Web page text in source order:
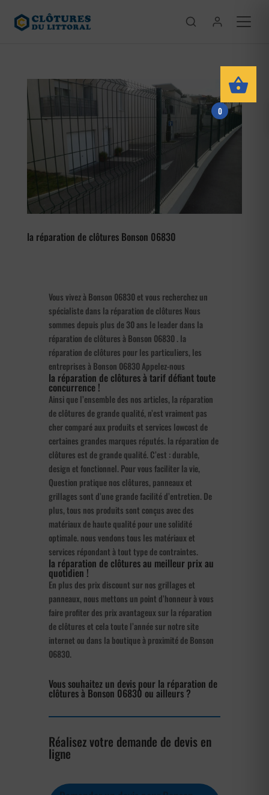
la réparation de clôtures Bonson 06830
Vous vivez à Bonson 06830 et vous recherchez un
spécialiste dans la réparation de clôtures Nous
sommes depuis plus de 30 ans le leader dans la
réparation de clôtures à Bonson 06830 . la
réparation de clôtures pour les particuliers, les
entreprises à Bonson 06830 Appelez-nous
la réparation de clôtures à tarif défiant toute
concurrence !
Ainsi que l’ensemble des nos articles, la réparation
de clôtures de grande qualité, n’est vraiment pas
cher comparé aux produits et services lowcost de
certaines grandes marques réputés. la réparation de
clôtures est de grande qualité. C’est : durable,
design et fonctionnel. Pour vous faciliter la vie,
Question pratique nos clôtures, panneaux et
grillages sont d’une grande facilité d’entretien. De
plus, tous nos produits sont conçus avec des
matériaux de haute qualité pour une solidité
optimale. nous vendons tous les matériaux et
services répondant à tout type de contraintes.
la réparation de clôtures au meilleur prix au
quotidien !
En plus des prix discount sur nos grillages et
panneaux, nous mettons un point d’honneur à vous
faire profiter des prix avantageux sur la réparation
de clôtures et cela toute l’année sur notre site
internet ou dans la boutique à proximité de Bonson
06830.
Vous souhaitez un devis pour la réparation de
clôtures à Bonson 06830 ou ailleurs ?
Réalisez votre demande de devis en
ligne
0